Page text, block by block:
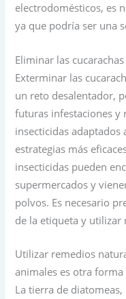
electrodomésticos, es
ya que podría ser una
Eliminar las
Exterminar las
un reto desalentador,
futuras infestaciones y
insecticidas adaptados
estrategias más
insecticidas pueden
supermercados y
polvos. Es necesario
de la etiqueta y
Utilizar remedios
animales es otra
La tierra de